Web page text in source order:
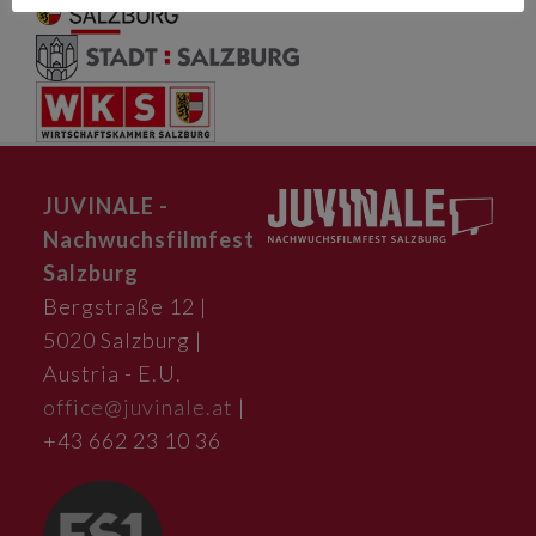
JUVINALE -
Nachwuchsfilmfest
Salzburg
Bergstraße 12 |
5020 Salzburg |
Austria - E.U.
office@juvinale.at |
+43 662 23 10 36